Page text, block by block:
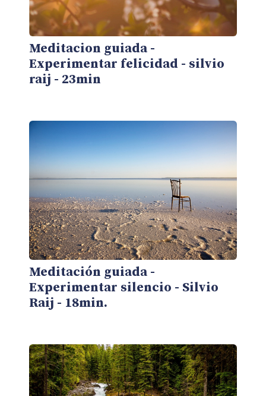
Meditacion guiada -
Experimentar felicidad - silvio
raij - 23min
Meditación guiada -
Experimentar silencio - Silvio
Raij - 18min.